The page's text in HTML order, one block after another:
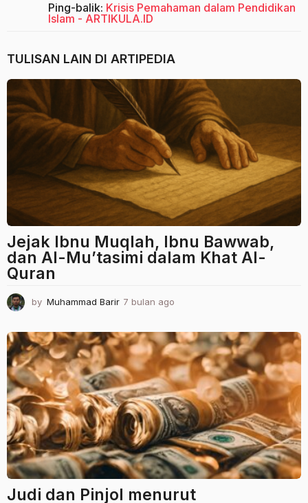
Ping-balik: Krisis Pemahaman dalam Pendidikan
Islam - ARTIKULA.ID
TULISAN LAIN DI ARTIPEDIA
Jejak Ibnu Muqlah, Ibnu Bawwab,
dan Al-Mu’tasimi dalam Khat Al-
Quran
by Muhammad Barir 7 bulan ago
l
n
a
g
o
Judi dan Pinjol menurut